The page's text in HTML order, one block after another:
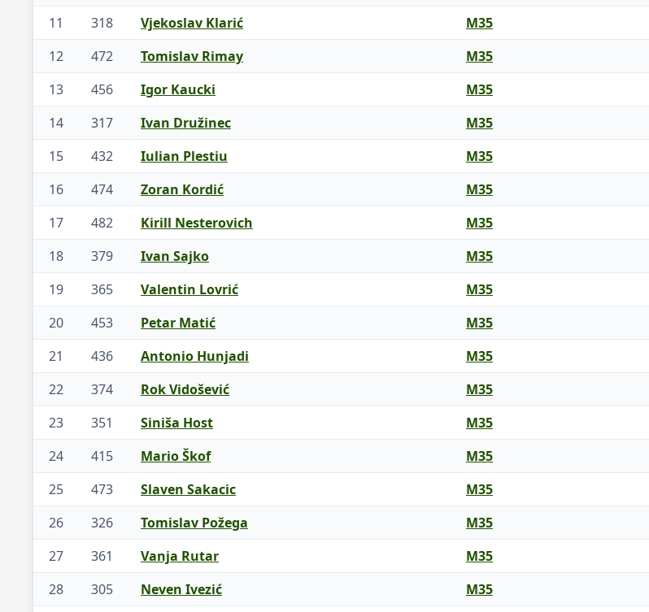
11
318 Vjekoslav Klarić M35
12
472 Tomislav Rimay M35
13
456 Igor Kaucki M35
14
317 Ivan Družinec M35
15
432 Iulian Plestiu M35
16
474 Zoran Kordić M35
17
482 Kirill Nesterovich M35
18
379 Ivan Sajko M35
19
365 Valentin Lovrić M35
20
453 Petar Matić M35
21
436 Antonio Hunjadi M35
22
374 Rok Vidošević M35
23
351 Siniša Host M35
24
415 Mario Škof M35
25
473 Slaven Sakacic M35
26
326 Tomislav Požega M35
27
361 Vanja Rutar M35
28
305 Neven Ivezić M35